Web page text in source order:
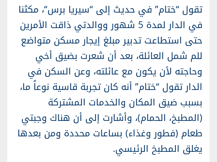
تقول “ختام” في حديث إلى “سيريا برس“، مكثنا
في الدار لمدة 5 شهور ووالدتي ذاقت الأمرين
حتى استطاعت تدبير مبلغ إيجار مسكن متواضع
للم شمل العائلة، بعد أن شعرت بضيق أخي
وحاجته لأن يكون مع عائلته، وعن السكن في
الدار تقول “ختام” أنه كان تجربة قاسية نوعاً ما،
بسبب ضيق المكان والخدمات المشتركة
(المطبخ، الحمام)، وأشارت إلى أن هناك وجبتي
طعام (فطور وغذاء) بساعات محددة ومن بعدها
يغلق المطبخ الرئيسي.